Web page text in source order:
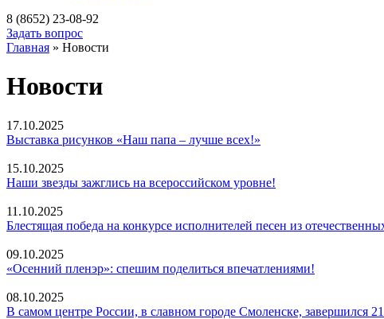
8 (8652) 23-08-92
Задать вопрос
Главная » Новости
Новости
17.10.2025
Выставка рисунков «Наш папа – лучше всех!»
15.10.2025
Наши звезды зажглись на всероссийском уровне!
11.10.2025
Блестящая победа на конкурсе исполнителей песен из
09.10.2025
«Осенний пленэр»: спешим поделиться впечатлениями!
08.10.2025
В самом центре России, в славном городе Смоленске, завершился